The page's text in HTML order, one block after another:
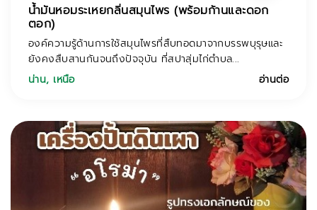
น้ำมันหอมระเหยกลิ่นสมุนไพร (พร้อมก้านและดอก
ตอก)
องค์ความรู้ด้านการใช้สมุนไพรที่สืบทอดมาจากบรรพบุรุษและ
ยังคงสืบสานกันจนถึงปัจจุบัน ที่สปาสุ่มไก่ตำบล...
น่าน, เหนือ อ่านต่อ